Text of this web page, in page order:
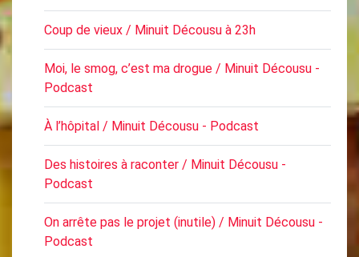
Coup de vieux / Minuit Décousu à 23h
Moi, le smog, c’est ma drogue / Minuit Décousu -
Podcast
À l’hôpital / Minuit Décousu - Podcast
Des histoires à raconter / Minuit Décousu -
Podcast
On arrête pas le projet (inutile) / Minuit Décousu -
Podcast